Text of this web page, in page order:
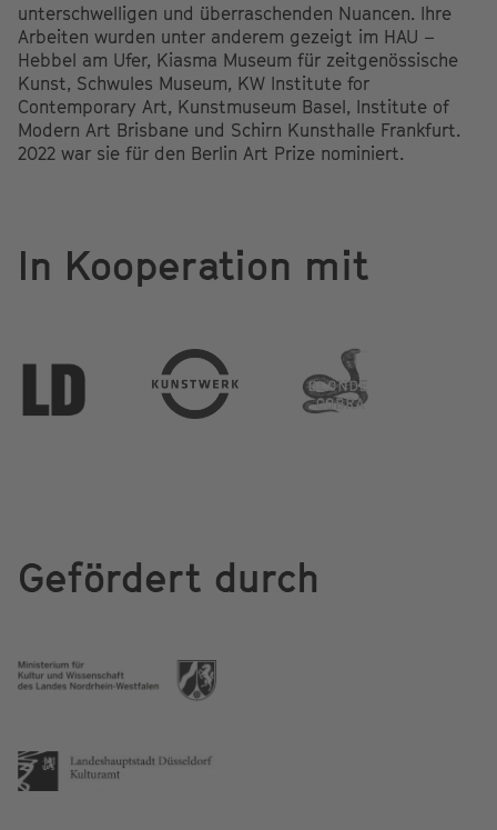
unterschwelligen und überraschenden Nuancen. Ihre
Arbeiten wurden unter anderem gezeigt im HAU –
Hebbel am Ufer, Kiasma Museum für zeitgenössische
Kunst, Schwules Museum, KW Institute for
Contemporary Art, Kunstmuseum Basel, Institute of
Modern Art Brisbane und Schirn Kunsthalle Frankfurt.
2022 war sie für den Berlin Art Prize nominiert.
In Kooperation mit
Gefördert durch